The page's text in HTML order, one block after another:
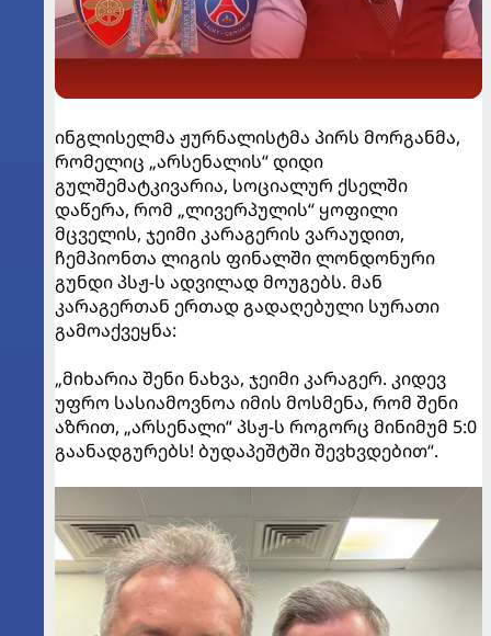
ინგლისელმა ჟურნალისტმა პირს მორგანმა,
რომელიც „არსენალის“ დიდი
გულშემატკივარია, სოციალურ ქსელში
დაწერა, რომ „ლივერპულის“ ყოფილი
მცველის, ჯეიმი კარაგერის ვარაუდით,
ჩემპიონთა ლიგის ფინალში ლონდონური
გუნდი პსჟ-ს ადვილად მოუგებს. მან
კარაგერთან ერთად გადაღებული სურათი
გამოაქვეყნა:
„მიხარია შენი ნახვა, ჯეიმი კარაგერ. კიდევ
უფრო სასიამოვნოა იმის მოსმენა, რომ შენი
აზრით, „არსენალი“ პსჟ-ს როგორც მინიმუმ 5:0
გაანადგურებს! ბუდაპეშტში შევხვდებით“.